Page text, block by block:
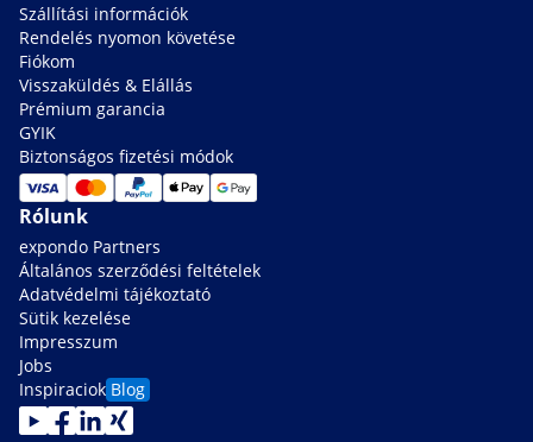
Szállítási információk
Rendelés nyomon követése
Fiókom
Visszaküldés & Elállás
Prémium garancia
GYIK
Biztonságos fizetési módok
Rólunk
expondo Partners
Általános szerződési feltételek
Adatvédelmi tájékoztató
Sütik kezelése
Impresszum
Jobs
Inspiraciok Blog